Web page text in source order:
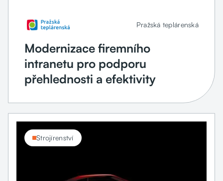
Pražská teplárenská
Modernizace firemního
intranetu pro podporu
přehlednosti a efektivity
Strojírenství